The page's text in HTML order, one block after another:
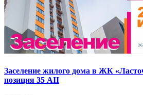
Заселение жилого дома в ЖК
позиция 35 AII